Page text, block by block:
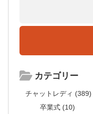
カテゴリー
チャットレディ (389)
卒業式 (10)